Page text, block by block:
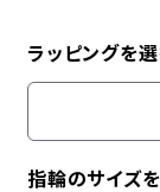
ラッピングを
指輪のサイズ